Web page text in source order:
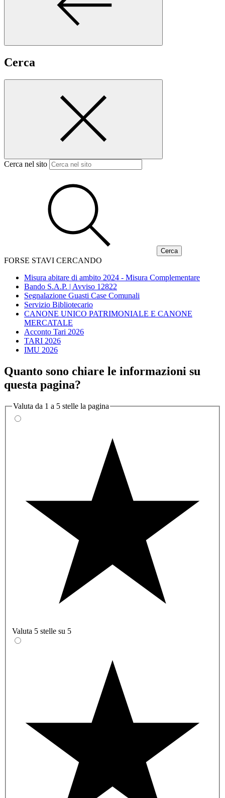
Cerca
Cerca nel sito
FORSE STAVI CERCANDO
Misura abitare di ambito 2024 - Misura Complementare
Bando S.A.P. | Avviso 12822
Segnalazione Guasti Case Comunali
Servizio Bibliotecario
CANONE UNICO PATRIMONIALE E CANONE
MERCATALE
Acconto Tari 2026
TARI 2026
IMU 2026
Quanto sono chiare le informazioni su
questa pagina?
Valuta da 1 a 5 stelle la pagina
Valuta 5 stelle su 5